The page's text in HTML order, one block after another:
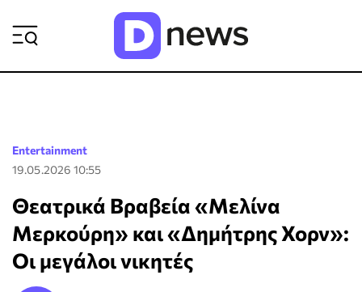
Entertainment
19.05.2026 10:55
Θεατρικά Βραβεία «Μελίνα
Μερκούρη» και «Δημήτρης Χορν»:
Οι μεγάλοι νικητές